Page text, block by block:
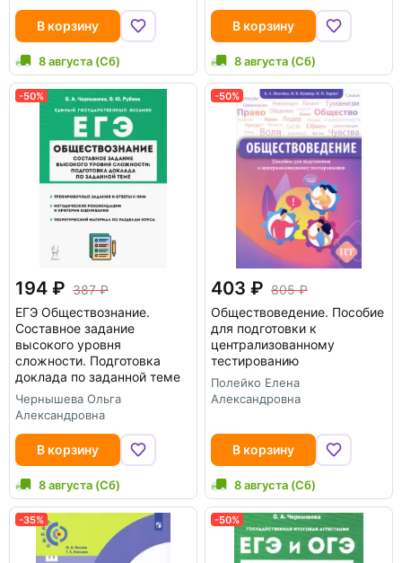
В корзину
8 августа (Сб)
В корзину
8 августа (Сб)
-50%
194
387
ЕГЭ Обществознание.
Составное задание
высокого уровня
сложности. Подготовка
доклада по заданной теме
Чернышева Ольга
Александровна
В корзину
8 августа (Сб)
-50%
403
805
Обществоведение. Пособие
для подготовки к
централизованному
тестированию
Полейко Елена
Александровна
В корзину
8 августа (Сб)
-35% -50%